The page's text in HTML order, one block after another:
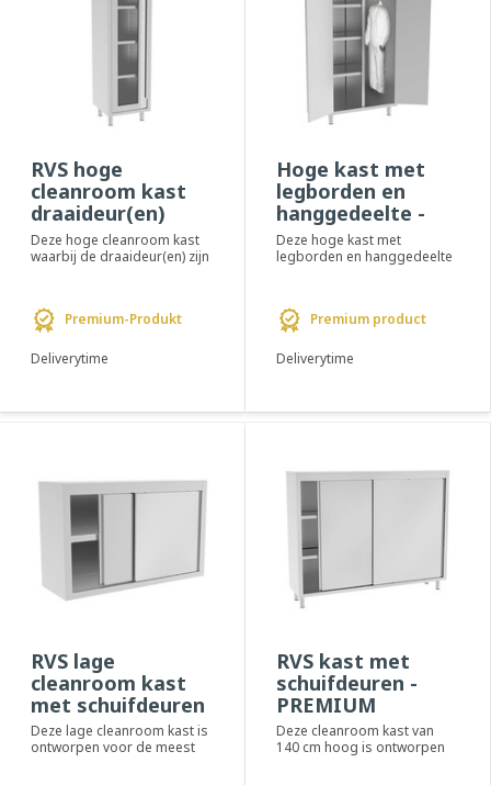
RVS hoge
cleanroom kast
draaideur(en)
voorzien van glas
Deze hoge cleanroom kast
waarbij de draaideur(en) zijn
Premium-Produkt
Deliverytime
Hoge kast met
legborden en
hanggedeelte -
PREMIUM
Deze hoge kast met
legborden en hanggedeelte
Premium product
Deliverytime
RVS lage
cleanroom kast
met schuifdeuren
Deze lage cleanroom kast is
ontworpen voor de meest
RVS kast met
schuifdeuren -
PREMIUM
Deze cleanroom kast van
140 cm hoog is ontworpen